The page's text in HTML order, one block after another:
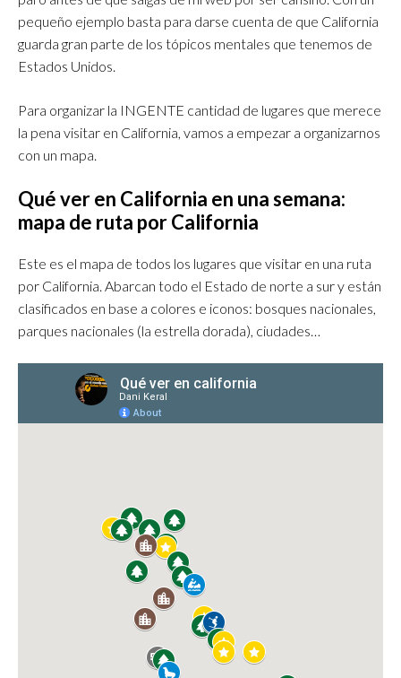
pequeño ejemplo basta para darse cuenta de que California
guarda gran parte de los tópicos mentales que tenemos de
Estados Unidos.
Para organizar la INGENTE cantidad de lugares que merece
la pena visitar en California, vamos a empezar a organizarnos
con un mapa.
Qué ver en California en una semana:
mapa de ruta por California
Este es el mapa de todos los lugares que visitar en una ruta
por California. Abarcan todo el Estado de norte a sur y están
clasificados en base a colores e iconos: bosques nacionales,
parques nacionales (la estrella dorada), ciudades…